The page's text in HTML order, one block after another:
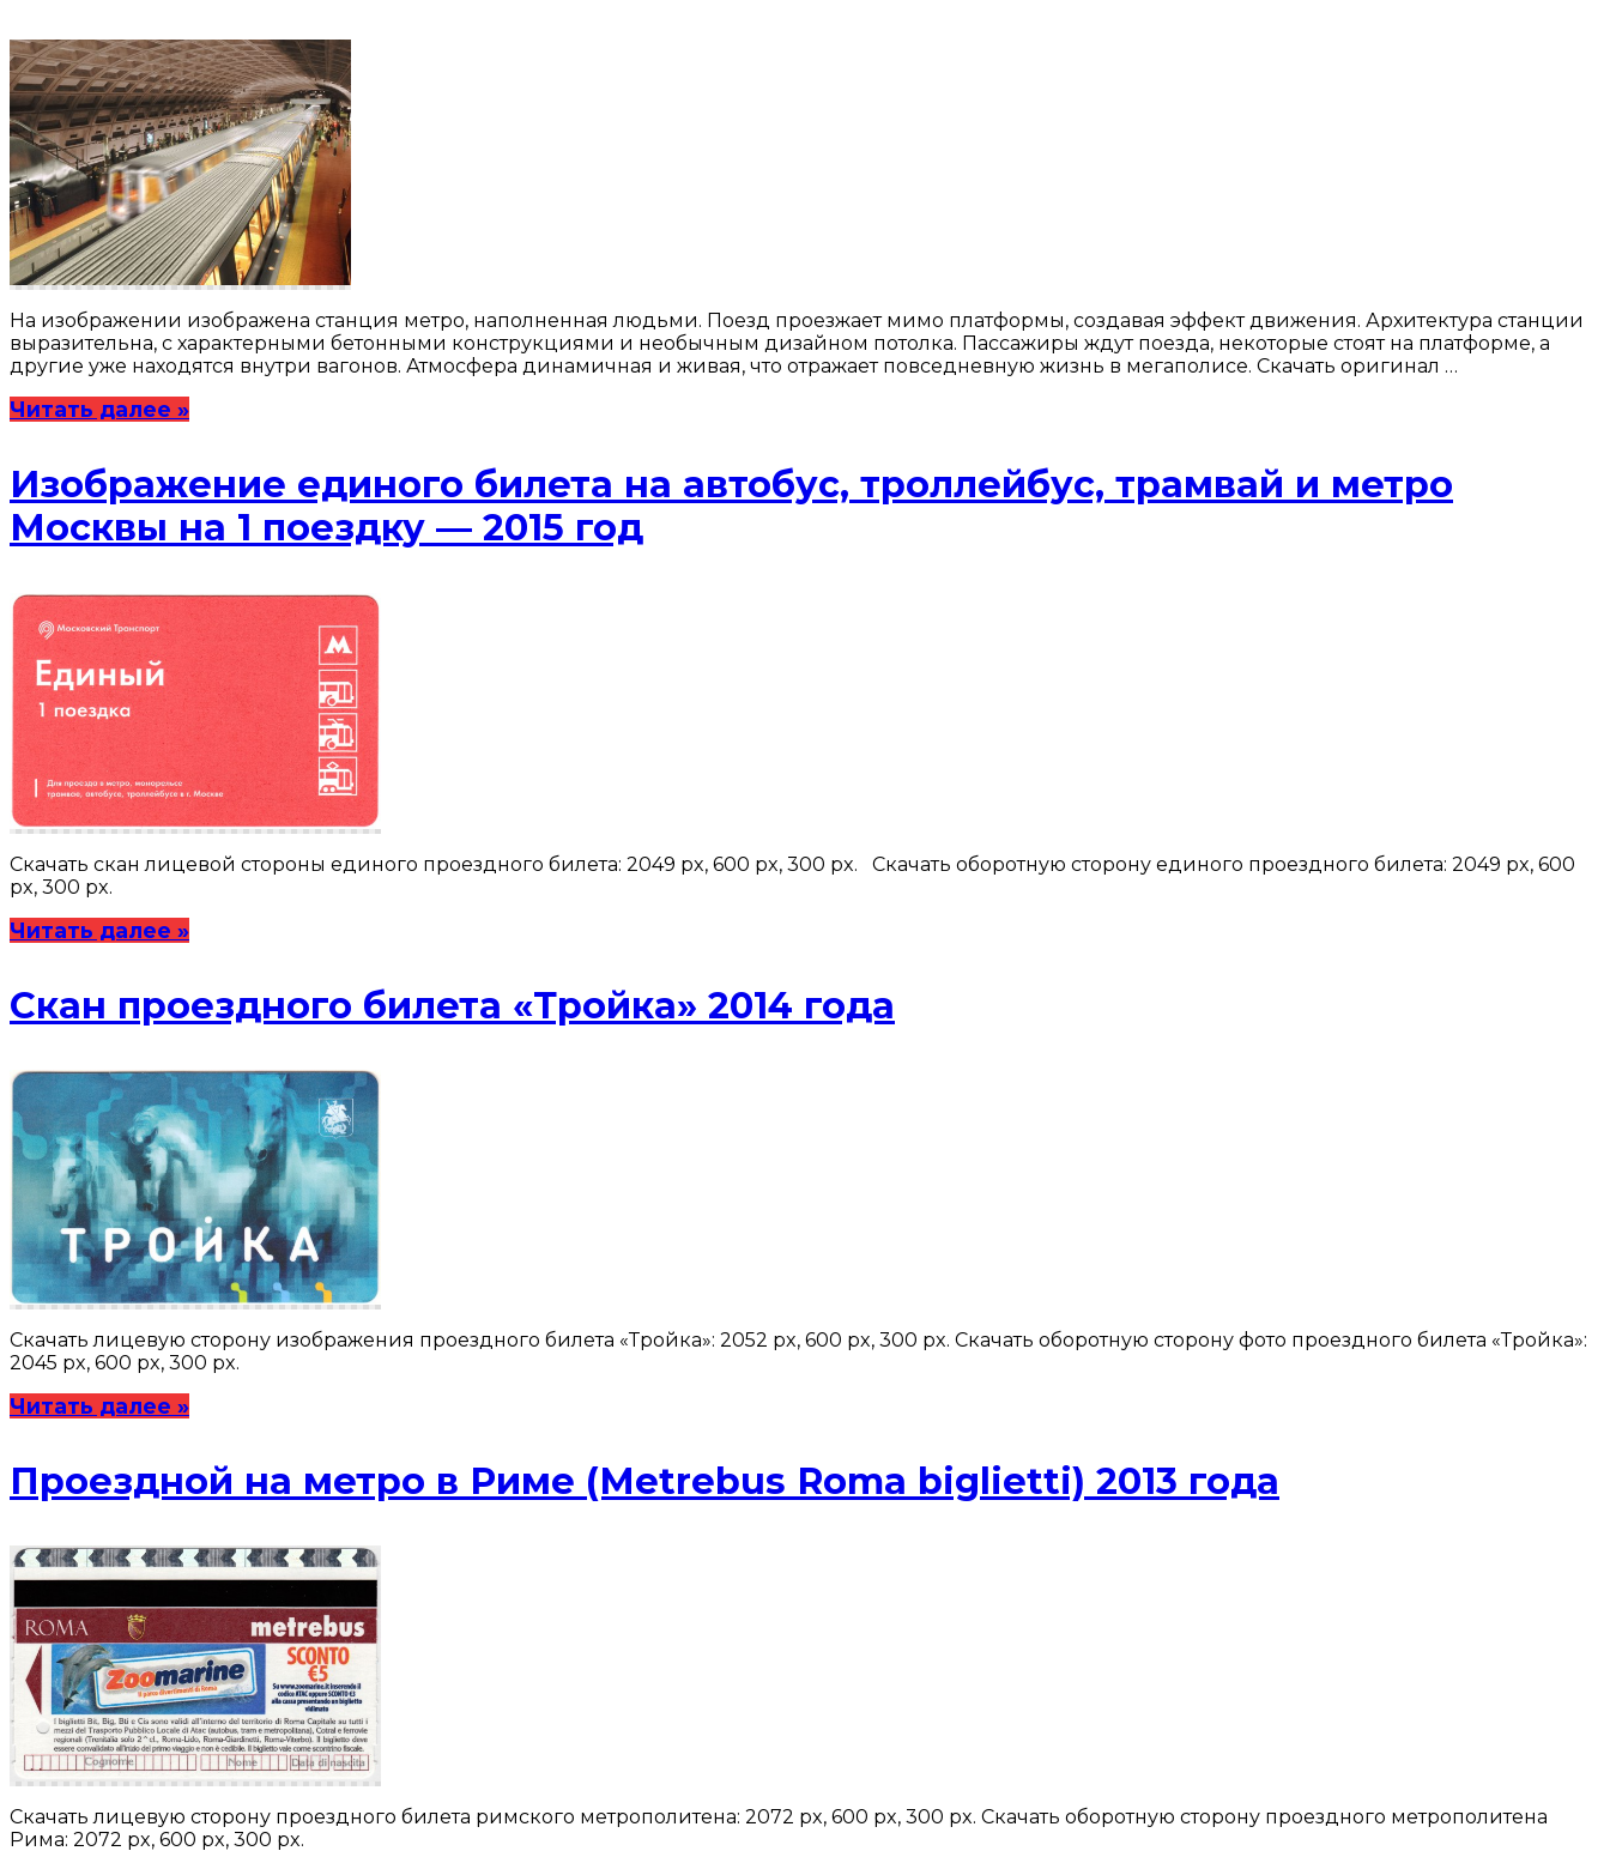
На изображении изображена станция метро, наполненная людьми. Поезд проезжает мимо платформы, создавая эффект движения. Архитектура станции
выразительна, с характерными бетонными конструкциями и необычным дизайном потолка. Пассажиры ждут поезда, некоторые стоят на платформе, а
другие уже находятся внутри вагонов. Атмосфера динамичная и живая, что отражает повседневную жизнь в мегаполисе. Скачать оригинал …
Читать далее »
Изображение единого билета на автобус, троллейбус, трамвай и метро
Москвы на 1 поездку — 2015 год
Скачать скан лицевой стороны единого проездного билета: 2049 px, 600 px, 300 px. Скачать оборотную сторону единого проездного билета: 2049 px, 600
px, 300 px.
Читать далее »
Скан проездного билета «Тройка» 2014 года
Скачать лицевую сторону изображения проездного билета «Тройка»: 2052 px, 600 px, 300 px. Скачать оборотную сторону фото проездного билета «Тройка»:
2045 px, 600 px, 300 px.
Читать далее »
Проездной на метро в Риме (Metrebus Roma biglietti) 2013 года
Скачать лицевую сторону проездного билета римского метрополитена: 2072 px, 600 px, 300 px. Скачать оборотную сторону проездного метрополитена
Рима: 2072 px, 600 px, 300 px.